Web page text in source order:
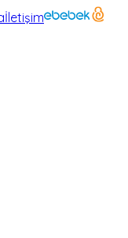
İletişim